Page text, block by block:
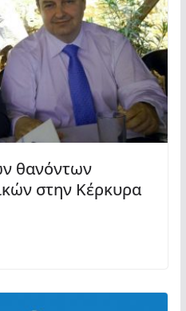
θανόντων
στην Κέρκυρα